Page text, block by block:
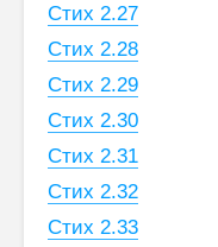
Стих 2.27
Стих 2.28
Стих 2.29
Стих 2.30
Стих 2.31
Стих 2.32
Стих 2.33